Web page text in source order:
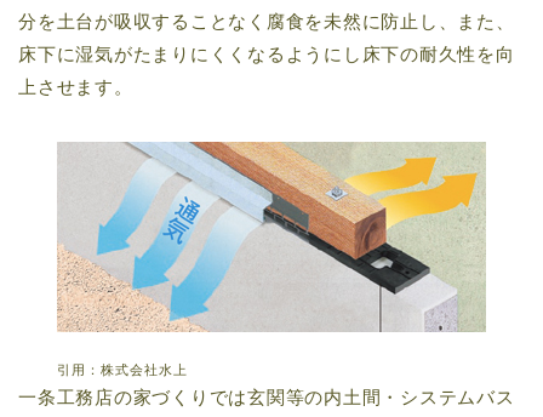
分を土台が吸収することなく腐食を未然に防止し、また、
床下に湿気がたまりにくくなるようにし床下の耐久性を向
上させます。
引用：株式会社水上
一条工務店の家づくりでは玄関等の内土間・システムバス